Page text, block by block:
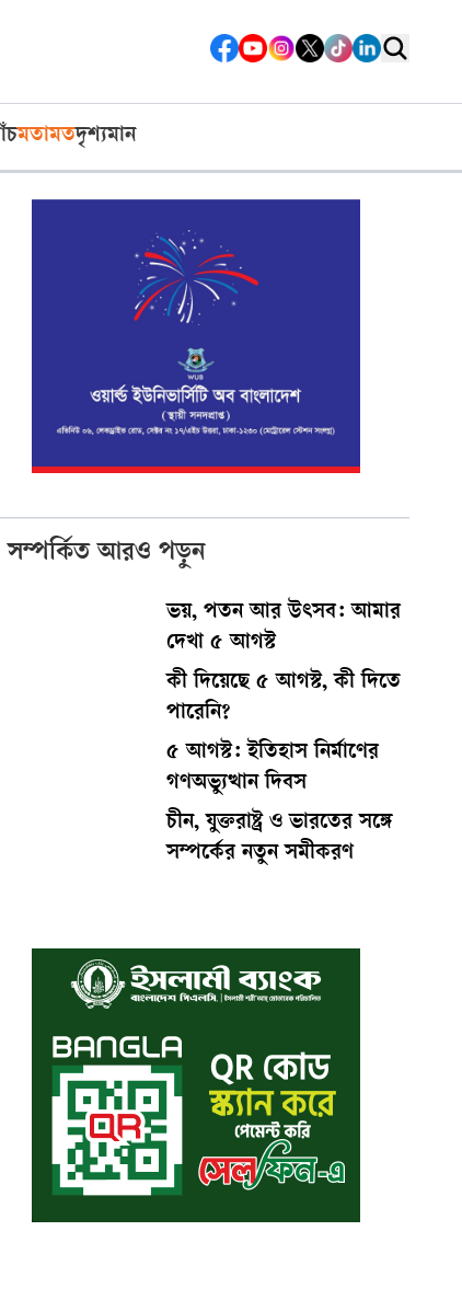
মতামতদৃশ্যমান
আরও পড়ুন
ভয়, পতন আর উৎসব: আমার
দেখা ৫ আগস্ট
কী দিয়েছে ৫ আগস্ট, কী দিতে
পারেনি?
৫ আগস্ট: ইতিহাস নির্মাণের
গণঅভ্যুত্থান দিবস
চীন, যুক্তরাষ্ট্র ও ভারতের সঙ্গে
সম্পর্কের নতুন সমীকরণ